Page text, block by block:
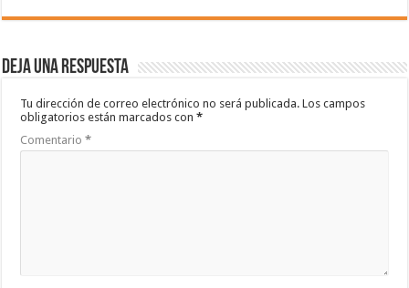
Deja una respuesta
Tu dirección de correo electrónico no será publicada. Los campos
obligatorios están marcados con*
Comentario*